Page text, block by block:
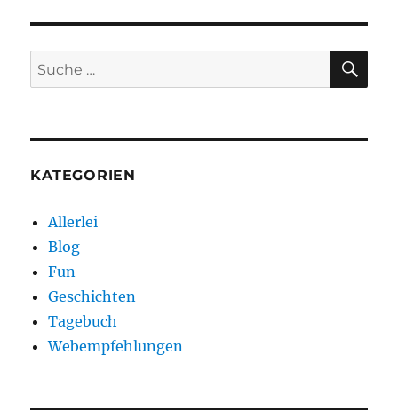
Suche
nach:
KATEGORIEN
Allerlei
Blog
Fun
Geschichten
Tagebuch
Webempfehlungen